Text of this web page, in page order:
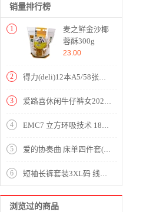
销量排行榜
1
麦之鲜金沙椰
蓉酥300g
23.00
2 得力(deli)12本A5/58张无线胶装软抄本记事本 工作笔记本子文具办公用品 7984
3 爱路喜休闲牛仔裤女2020新款韩版女装哈伦裤宽松高腰直筒裤子女潮 蓝色 L/27
4 EMC7 立方环吸技术 18m3/min*大风量 易清洁易打理 欧式抽油烟机【不锈钢+钢化玻璃/黑色】
5 爱的协奏曲 床单四件套(被套1件床单1件枕套2件)(适合1.8米床)【棉/粉】
6 短袖长裤套装3XL码 线条蓝
浏览过的商品